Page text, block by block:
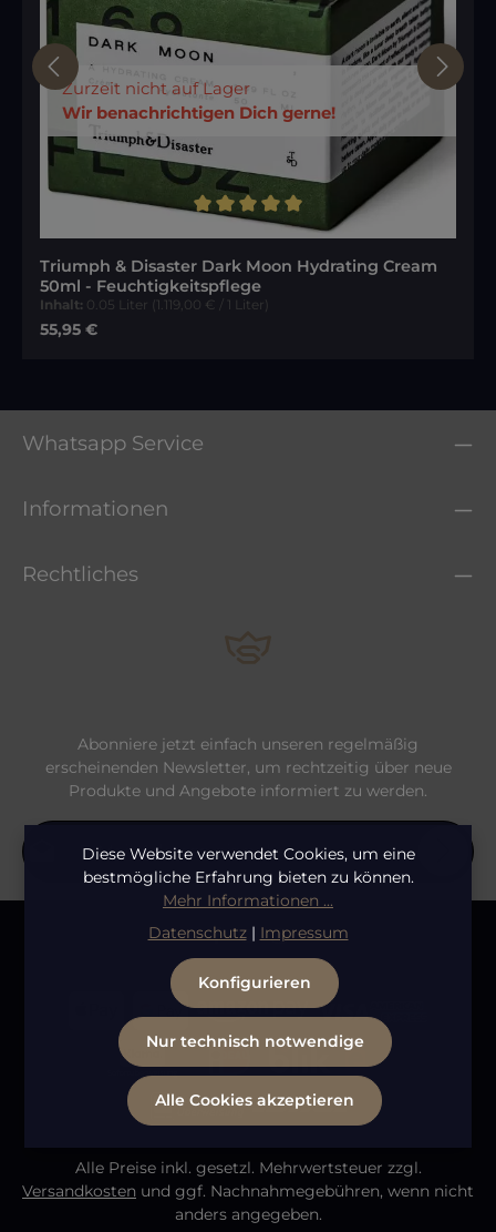
Durchschnittliche Bewertung von 5 von 5 Sternen
Zurzeit nicht auf Lager
Wir benachrichtigen Dich gerne!
Triumph & Disaster Dark Moon Hydrating Cream
50ml - Feuchtigkeitspflege
Inhalt: 0.05 Liter (1.119,00 € / 1 Liter)
Regulärer Preis:
55,95 €
Whatsapp Service
Informationen
Rechtliches
Abonniere jetzt einfach unseren regelmäßig
erscheinenden Newsletter, um rechtzeitig über neue
Produkte und Angebote informiert zu werden.
Datenschutz
Datenschutzbestimmungen
Kenntnis genommen und die
AGBgelesen und bin
mit ihnen einverstanden.
Bitte gib die abgebildeten Zeichen ein
Die mit einem Stern (*) markierten Felder sind
Alle Preise inkl. gesetzl. Mehrwertsteuer zzgl.
Versandkosten und ggf. Nachnahmegebühren, wenn nicht
anders angegeben.
Diese Website verwendet Cookies, um eine
bestmögliche Erfahrung bieten zu können.
Mehr Informationen ...
Datenschutz| Impressum
Nur technisch notwendige
Konfigurieren
Alle Cookies akzeptieren